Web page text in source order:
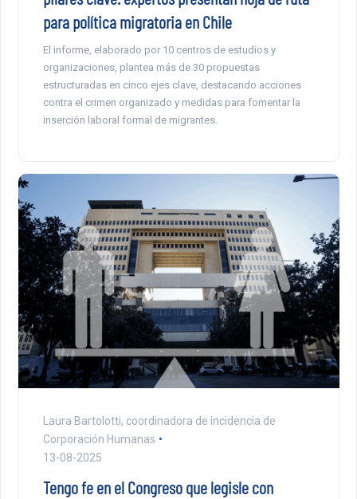
para política migratoria en Chile
El informe, elaborado por 10 centros de estudios y
organizaciones, plantea más de 30 propuestas
estructuradas en cinco ejes clave, destacando acciones
contra el crimen organizado y medidas para fomentar la
inserción laboral formal de migrantes.
Laura Bartolotti, coordinadora de incidencia de
Corporación Humanas
13-08-2025
Tengo fe en el Congreso que legisle con